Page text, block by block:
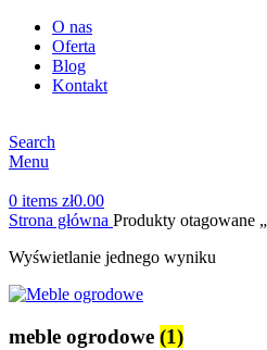
O nas
Oferta
Blog
Kontakt
Search
Menu
0 items zł0.00
Strona główna Produkty otagowane
Wyświetlanie jednego wyniku
meble ogrodowe (1)